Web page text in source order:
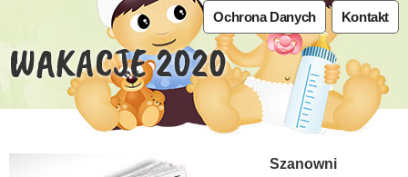
Ochrona Danych Kontakt
WAKACJE 2020
Szanowni